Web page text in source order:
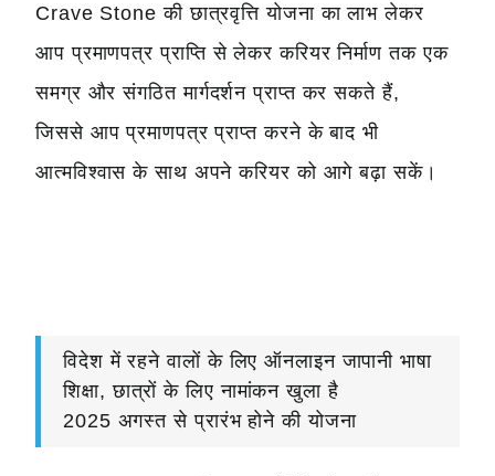
Crave Stone की छात्रवृत्ति योजना का लाभ लेकर
आप प्रमाणपत्र प्राप्ति से लेकर करियर निर्माण तक एक
समग्र और संगठित मार्गदर्शन प्राप्त कर सकते हैं,
जिससे आप प्रमाणपत्र प्राप्त करने के बाद भी
आत्मविश्वास के साथ अपने करियर को आगे बढ़ा सकें।
विदेश में रहने वालों के लिए ऑनलाइन जापानी भाषा
शिक्षा, छात्रों के लिए नामांकन खुला है
2025 अगस्त से प्रारंभ होने की योजना